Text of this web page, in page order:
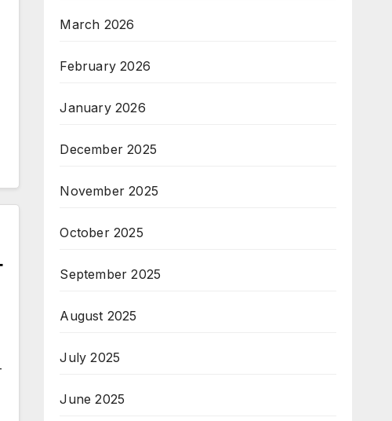
March 2026
February 2026
January 2026
December 2025
November 2025
October 2025
September 2025
August 2025
July 2025
June 2025